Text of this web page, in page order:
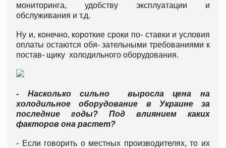
мониторинга, удобству эксплуатации и
обслуживания и т.д.
Ну и, конечно, короткие сроки по- ставки и условия
оплаты остаются обя- зательными требованиями к
постав- щику холодильного оборудования.
- Насколько сильно выросла цена на
холодильное оборудование в Украине за
последние годы? Под влиянием каких
факторов она растет?
- Если говорить о местных производителях, то их